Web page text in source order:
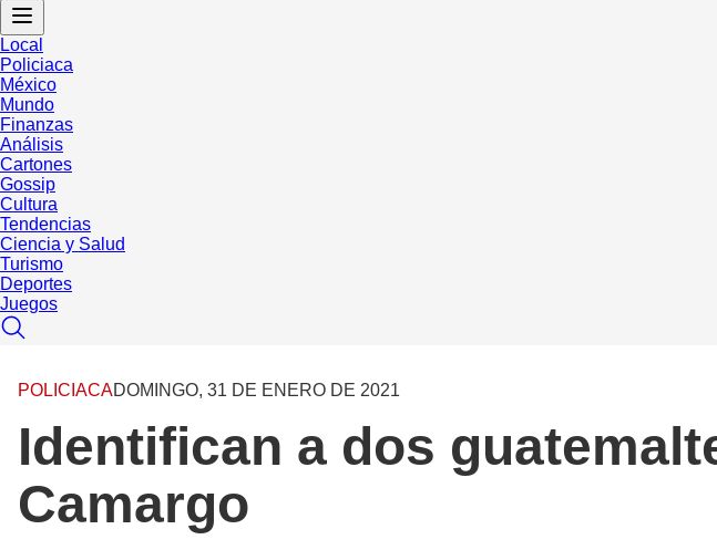
Local
Policiaca
México
Mundo
Finanzas
Análisis
Cartones
Gossip
Cultura
Tendencias
Ciencia y Salud
Turismo
Deportes
Juegos
POLICIACADOMINGO, 31 DE ENERO DE 2021
Identifican a dos
Camargo